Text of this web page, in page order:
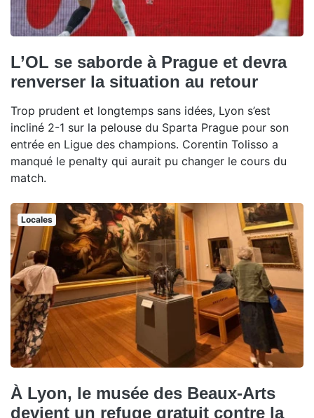
L’OL se saborde à Prague et devra
renverser la situation au retour
Trop prudent et longtemps sans idées, Lyon s’est
incliné 2-1 sur la pelouse du Sparta Prague pour son
entrée en Ligue des champions. Corentin Tolisso a
manqué le penalty qui aurait pu changer le cours du
match.
Locales
À Lyon, le musée des Beaux-Arts
devient un refuge gratuit contre la